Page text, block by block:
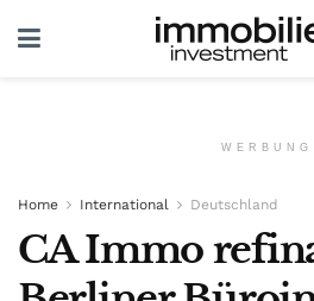
WERBUNG
Home International Deutschland
CA Immo